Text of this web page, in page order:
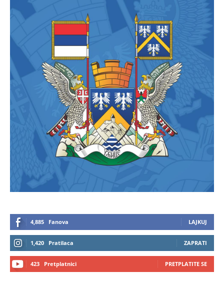
4,885 Fanova LAJKUJ
1,420 Pratilaca ZAPRATI
423 Pretplatnici PRETPLATITE SE